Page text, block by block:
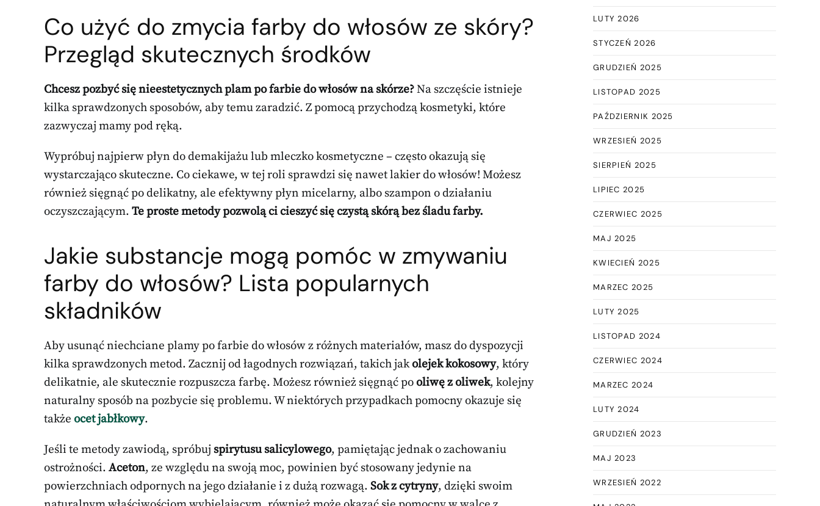
Co użyć do zmycia farby do włosów ze skóry?
Przegląd skutecznych środków
Chcesz pozbyć się nieestetycznych plam po farbie do włosów na skórze?Na szczęście istnieje
kilka sprawdzonych sposobów, aby temu zaradzić. Z pomocą przychodzą kosmetyki, które
zazwyczaj mamy pod ręką.
Wypróbuj najpierw płyn do demakijażu lub mleczko kosmetyczne – często okazują się
wystarczająco skuteczne. Co ciekawe, w tej roli sprawdzi się nawet lakier do włosów! Możesz
również sięgnąć po delikatny, ale efektywny płyn micelarny, albo szampon o działaniu
oczyszczającym. Te proste metody pozwolą ci cieszyć się czystą skórą bez śladu farby.
Jakie substancje mogą pomóc w zmywaniu
farby do włosów? Lista popularnych
składników
Aby usunąć niechciane plamy po farbie do włosów z różnych materiałów, masz do dyspozycji
kilka sprawdzonych metod. Zacznij od łagodnych rozwiązań, takich jakolejek kokosowy, który
delikatnie, ale skutecznie rozpuszcza farbę. Możesz również sięgnąć pooliwę z oliwek, kolejny
naturalny sposób na pozbycie się problemu. W niektórych przypadkach pomocny okazuje się
także ocet jabłkowy.
Jeśli te metody zawiodą, spróbuj spirytusu salicylowego, pamiętając jednak o zachowaniu
ostrożności. Aceton, ze względu na swoją moc, powinien być stosowany jedynie na
powierzchniach odpornych na jego działanie i z dużą rozwagą. Sok z cytryny, dzięki swoim
LUTY 2026
STYCZEŃ 2026
GRUDZIEŃ 2025
LISTOPAD 2025
PAŹDZIERNIK 2025
WRZESIEŃ 2025
SIERPIEŃ 2025
LIPIEC 2025
CZERWIEC 2025
MAJ 2025
KWIECIEŃ 2025
MARZEC 2025
LUTY 2025
LISTOPAD 2024
CZERWIEC 2024
MARZEC 2024
LUTY 2024
GRUDZIEŃ 2023
MAJ 2023
WRZESIEŃ 2022